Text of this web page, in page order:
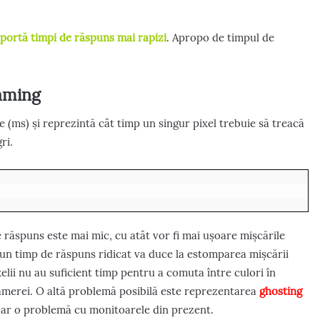
timpi de răspuns mai rapizi. Apropo de timpul de
și reprezintă cât timp un singur pixel trebuie să treacă
este mai mic, cu atât vor fi mai ușoare mișcările
timp de răspuns ridicat va duce la estomparea mișcării
nu au suficient timp pentru a comuta între culori în
O altă problemă posibilă este reprezentarea ghosting
o problemă cu monitoarele din prezent.